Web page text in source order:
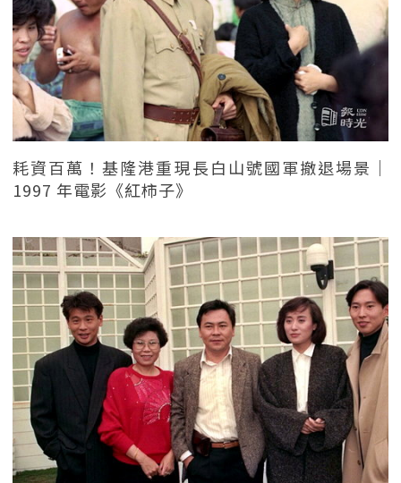
耗資百萬！基隆港重現長白山號國軍撤退場景｜
1997 年電影《紅柿子》